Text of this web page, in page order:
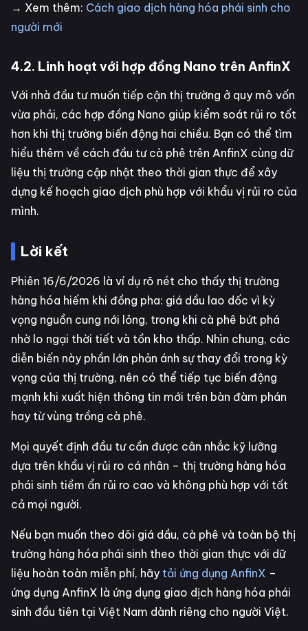
→ Xem thêm: Cách giao dịch hàng hóa phái sinh cho
người mới
4.2. Linh hoạt với hợp đồng Nano trên AnfinX
Với nhà đầu tư muốn tiếp cận thị trường ở quy mô vốn
vừa phải, các hợp đồng Nano giúp kiểm soát rủi ro tốt
hơn khi thị trường biến động hai chiều. Bạn có thể tìm
hiểu thêm về cách đầu tư cà phê trên AnfinX cùng dữ
liệu thị trường cập nhật theo thời gian thực để xây
dựng kế hoạch giao dịch phù hợp với khẩu vị rủi ro của
mình.
Lời kết
Phiên 16/6/2026 là ví dụ rõ nét cho thấy thị trường
hàng hóa hiếm khi đồng pha: giá dầu lao dốc vì kỳ
vọng nguồn cung nới lỏng, trong khi cà phê bứt phá
nhờ lo ngại thời tiết và tồn kho thấp. Nhìn chung, các
diễn biến này phần lớn phản ánh sự thay đổi trong kỳ
vọng của thị trường, nên có thể tiếp tục biến động
mạnh khi xuất hiện thông tin mới trên bàn đàm phán
hay từ vùng trồng cà phê.
Mọi quyết định đầu tư cần được cân nhắc kỹ lưỡng
dựa trên khẩu vị rủi ro cá nhân – thị trường hàng hóa
phái sinh tiềm ẩn rủi ro cao và không phù hợp với tất
cả mọi người.
Nếu bạn muốn theo dõi giá dầu, cà phê và toàn bộ thị
trường hàng hóa phái sinh theo thời gian thực với dữ
liệu hoàn toàn miễn phí, hãy tải ứng dụng AnfinX –
ứng dụng AnfinX là ứng dụng giao dịch hàng hóa phái
sinh đầu tiên tại Việt Nam dành riêng cho người Việt.